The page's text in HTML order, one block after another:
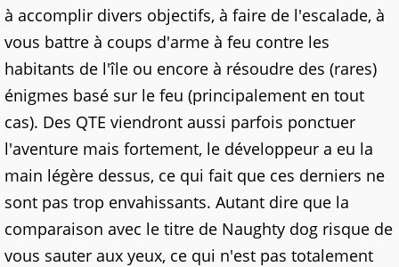
à accomplir divers objectifs, à faire de l'escalade, à
vous battre à coups d'arme à feu contre les
habitants de l'île ou encore à résoudre des (rares)
énigmes basé sur le feu (principalement en tout
cas). Des QTE viendront aussi parfois ponctuer
l'aventure mais fortement, le développeur a eu la
main légère dessus, ce qui fait que ces derniers ne
sont pas trop envahissants. Autant dire que la
comparaison avec le titre de Naughty dog risque de
vous sauter aux yeux, ce qui n'est pas totalement